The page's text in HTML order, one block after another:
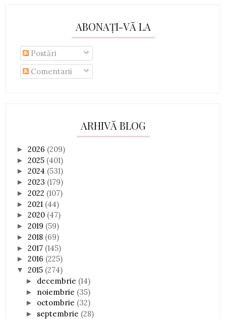
ABONAȚI-VĂ LA
Postări
Comentarii
ARHIVĂ BLOG
►2026 (209)
►2025 (401)
►2024 (531)
►2023 (179)
►2022 (107)
►2021 (44)
►2020 (47)
►2019 (59)
►2018 (69)
►2017 (145)
►2016 (225)
▼2015 (274)
► decembrie (14)
► noiembrie (35)
► octombrie (32)
► septembrie (28)